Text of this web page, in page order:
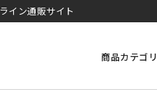
イン通販サイト
商品カテゴリ